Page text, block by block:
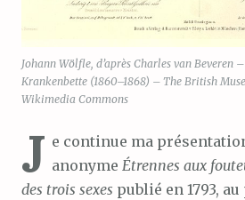
Johann Wölfle, d’après Charles van Beveren
Krankenbette (1860–1868) – The British
Wikimedia Commons
J e continue ma
anonyme Étrennes aux
des trois sexes publié en 1793,